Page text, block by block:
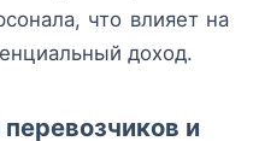
что влияет на
доход.
и